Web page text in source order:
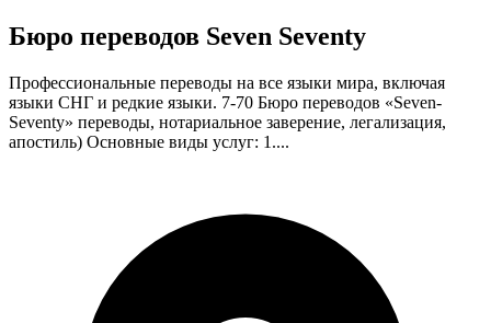
Бюро переводов Seven Seventy
Профессиональные переводы на все языки мира, включая
языки СНГ и редкие языки. 7-70 Бюро переводов «Seven-
Seventy» переводы, нотариальное заверение, легализация,
апостиль) Основные виды услуг: 1....